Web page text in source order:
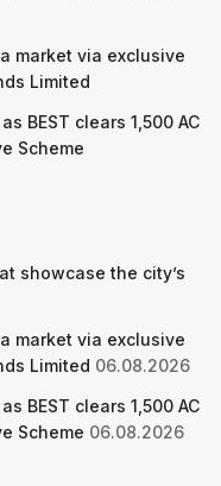
market via exclusive
Limited
BEST clears 1,500 AC
Scheme
showcase the city’s
market via exclusive
Limited 06.08.2026
BEST clears 1,500 AC
Scheme 06.08.2026